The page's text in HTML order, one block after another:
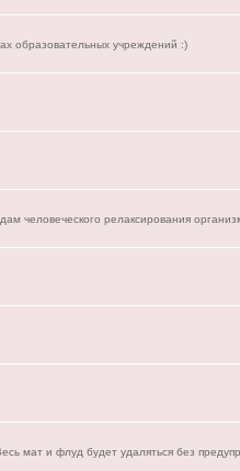
образовательных учреждений :)
человеческого релаксирования
мат и флуд будет удаляться без